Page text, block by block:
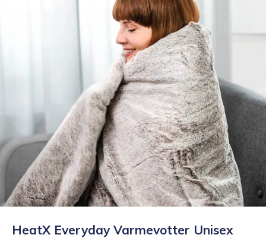
HeatX Everyday Varmevotter Unisex